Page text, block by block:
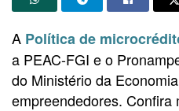
A Política de
a PEAC-FGI e o
do Ministério da
empreendedores. Confira